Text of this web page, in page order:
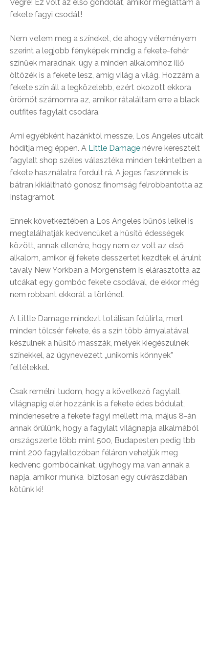
Végre! Ez volt az első gondolat, amikor megláttam a
fekete fagyi csodát!
Nem vetem meg a színeket, de ahogy véleményem
szerint a legjobb fényképek mindig a fekete-fehér
színűek maradnak, úgy a minden alkalomhoz illő
öltözék is a fekete lesz, amíg világ a világ. Hozzám a
fekete szín áll a legközelebb, ezért okozott ekkora
örömöt számomra az, amikor rátaláltam erre a black
outfites fagylalt csodára.
Ami egyébként hazánktól messze, Los Angeles utcáit
hódítja meg éppen. A Little Damage névre keresztelt
fagylalt shop széles választéka minden tekintetben a
fekete használatra fordult rá. A jeges faszénnek is
bátran kikiáltható gonosz finomság felrobbantotta az
Instagramot.
Ennek következtében a Los Angeles bűnös lelkei is
megtalálhatják kedvencüket a hűsítő édességek
között, annak ellenére, hogy nem ez volt az első
alkalom, amikor éj fekete desszertet kezdtek el árulni:
tavaly New Yorkban a Morgenstern is elárasztotta az
utcákat egy gombóc fekete csodával, de ekkor még
nem robbant ekkorát a történet.
A Little Damage mindezt totálisan felülírta, mert
minden tölcsér fekete, és a szín több árnyalatával
készülnek a hűsítő masszák, melyek kiegészülnek
színekkel, az úgynevezett „unikornis könnyek”
feltétekkel.
Csak remélni tudom, hogy a következő fagylalt
világnapig elér hozzánk is a fekete édes bódulat,
mindenesetre a fekete fagyi mellett ma, május 8-án
annak örülünk, hogy a fagylalt világnapja alkalmából
országszerte több mint 500, Budapesten pedig tbb
mint 200 fagylaltozóban féláron vehetjük meg
kedvenc gombócainkat, úgyhogy ma van annak a
napja, amikor munka biztosan egy cukrászdában
kötünk ki!